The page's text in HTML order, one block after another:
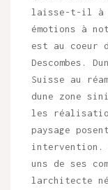
laisse-t-il à
émotions à
est au coeur
Descombes.
Suisse au
dune zone
les
paysage
intervention.
uns de ses
larchitecte